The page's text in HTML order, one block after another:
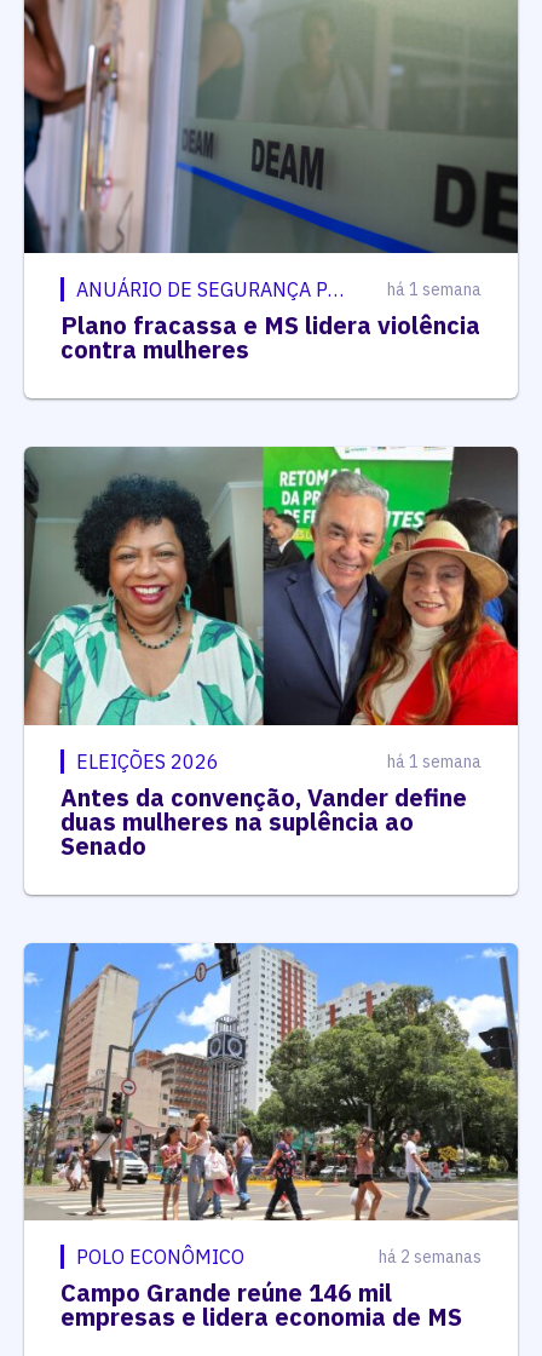
ANUÁRIO DE SEGURANÇA PÚBLICA há 1 semana
Plano fracassa e MS lidera violência
contra mulheres
ELEIÇÕES 2026 há 1 semana
Antes da convenção, Vander define
duas mulheres na suplência ao
Senado
POLO ECONÔMICO há 2 semanas
Campo Grande reúne 146 mil
empresas e lidera economia de MS